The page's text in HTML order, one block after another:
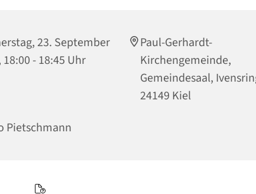
23. September
18:00 - 18:45 Uhr
Paul-Gerhardt-
Kirchengemeinde,
Gemeindesaal,
24149 Kiel
Pietschmann